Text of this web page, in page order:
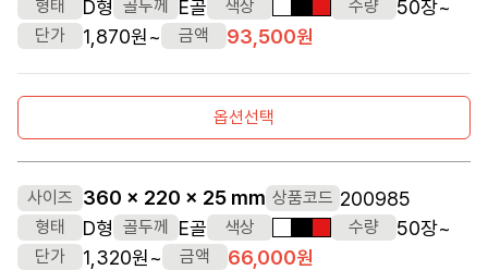
형태 D형 골두께 E골 색상 흰색검정색빨간색수량 50장~
단가 1,870원~ 금액 93,500원
옵션선택
사이즈 360 x 220 x 25 mm 상품코드 200985
형태 D형 골두께 E골 색상 흰색검정색빨간색수량 50장~
단가 1,320원~ 금액 66,000원